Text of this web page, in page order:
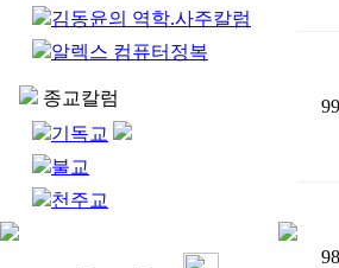
김동윤의 역학.사주칼럼
알렉스 컴퓨터정복
종교칼럼
기독교
불교
천주교
99
98